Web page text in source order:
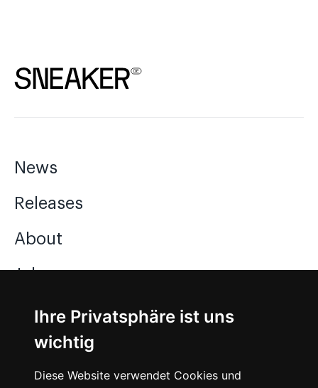
Ihre Privatsphäre ist uns
wichtig
Diese Website verwendet Cookies und
News
Releases
About
Jobs
Instagram
Facebook